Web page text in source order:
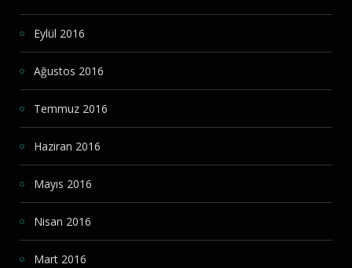
Eylül 2016
Ağustos 2016
Temmuz 2016
Haziran 2016
Mayıs 2016
Nisan 2016
Mart 2016